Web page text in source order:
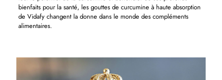
bienfaits pour la santé, les gouttes de curcumine à haute absorption
de Vidafy changent la donne dans le monde des compléments
alimentaires.